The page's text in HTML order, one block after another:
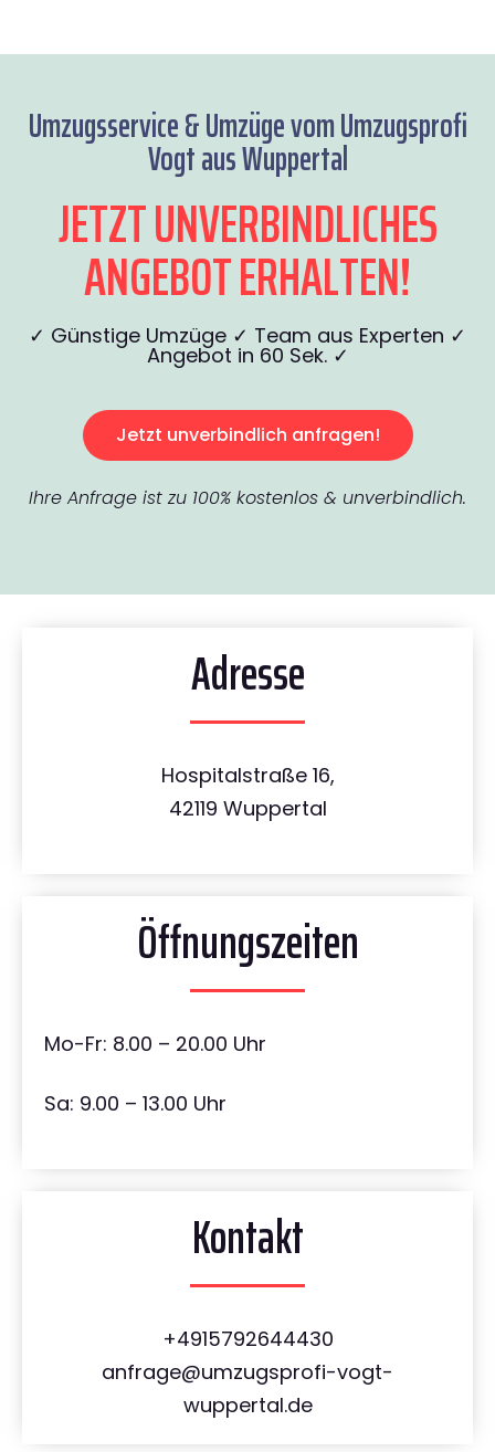
Umzugsservice & Umzüge vom Umzugsprofi
Vogt aus Wuppertal
JETZT UNVERBINDLICHES
ANGEBOT ERHALTEN!
✓ Günstige Umzüge ✓ Team aus Experten ✓
Angebot in 60 Sek. ✓
Jetzt unverbindlich anfragen!
Ihre Anfrage ist zu 100% kostenlos & unverbindlich.
Adresse
Hospitalstraße 16,
42119 Wuppertal
Öffnungszeiten
Mo-Fr: 8.00 – 20.00 Uhr
Sa: 9.00 – 13.00 Uhr
Kontakt
+4915792644430
anfrage@umzugsprofi-vogt-
wuppertal.de